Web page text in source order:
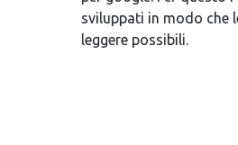
sviluppati in modo che
leggere possibili.